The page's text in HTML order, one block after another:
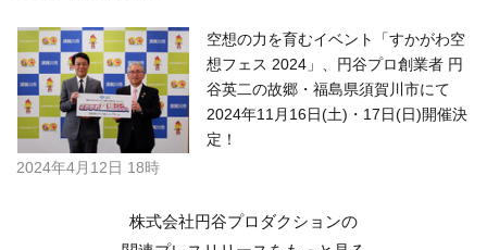
空想の力を育むイベント「すかがわ空
想フェス 2024」、円谷プロ創業者 円
谷英二の故郷・福島県須賀川市にて
2024年11月16日(土)・17日(日)開催決
定！
2024年4月12日 18時
株式会社円谷プロダクションの